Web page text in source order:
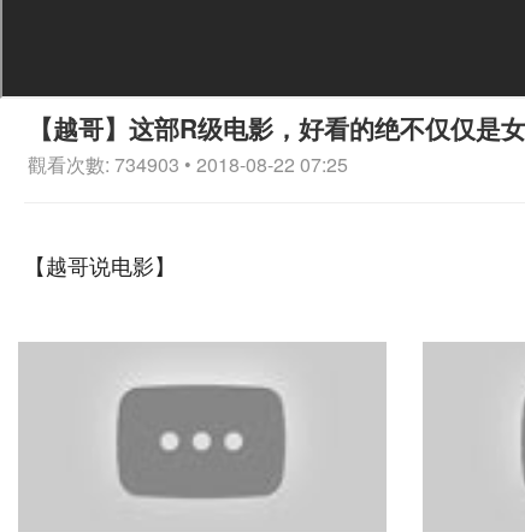
【越哥】这部R级电影，好看的绝不仅仅是
觀看次數: 734903 • 2018-08-22 07:25
【越哥说电影】